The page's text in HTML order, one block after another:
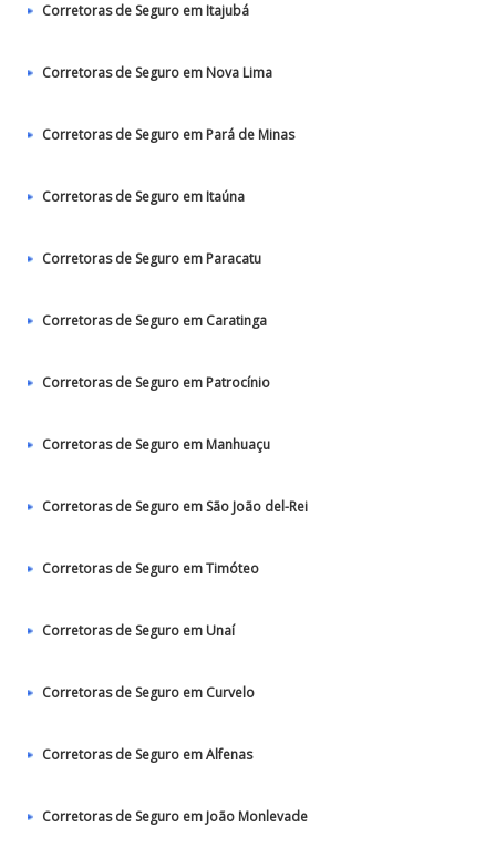
Corretoras de Seguro em Itajubá
Corretoras de Seguro em Nova Lima
Corretoras de Seguro em Pará de Minas
Corretoras de Seguro em Itaúna
Corretoras de Seguro em Paracatu
Corretoras de Seguro em Caratinga
Corretoras de Seguro em Patrocínio
Corretoras de Seguro em Manhuaçu
Corretoras de Seguro em São João del-Rei
Corretoras de Seguro em Timóteo
Corretoras de Seguro em Unaí
Corretoras de Seguro em Curvelo
Corretoras de Seguro em Alfenas
Corretoras de Seguro em João Monlevade